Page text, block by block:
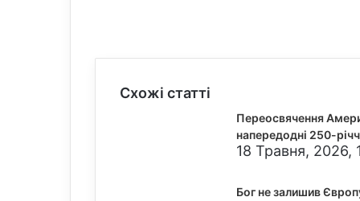
Схожі статті
Переосвячення
напередодні 250-
18 Травня, 2026,
Бог не залишив